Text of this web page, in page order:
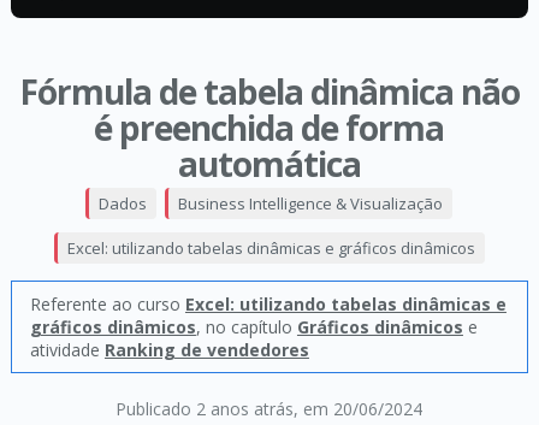
Fórmula de tabela dinâmica não
é preenchida de forma
automática
Publicado 2 anos atrás, em 20/06/2024
Dados Business Intelligence & Visualização
Excel: utilizando tabelas dinâmicas e gráficos dinâmicos
Referente ao curso Excel: utilizando tabelas dinâmicas e
gráficos dinâmicos, no capítulo Gráficos dinâmicos e
atividade Ranking de vendedores